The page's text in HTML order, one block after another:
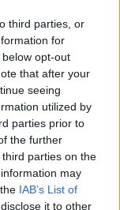
third parties, or
for
opt-out
that after your
seeing
utilized by
parties prior to
the further
parties on the
may
IAB’s List of
it to other
μου»: Το
οδηγού
ώρες μετά